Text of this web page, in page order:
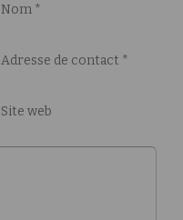
Nom *
Adresse de contact *
Site web